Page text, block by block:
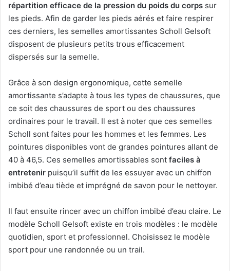
répartition efficace de la pression du poids du corps sur
les pieds. Afin de garder les pieds aérés et faire respirer
ces derniers, les semelles amortissantes Scholl Gelsoft
disposent de plusieurs petits trous efficacement
dispersés sur la semelle.
Grâce à son design ergonomique, cette semelle
amortissante s’adapte à tous les types de chaussures, que
ce soit des chaussures de sport ou des chaussures
ordinaires pour le travail. Il est à noter que ces semelles
Scholl sont faites pour les hommes et les femmes. Les
pointures disponibles vont de grandes pointures allant de
40 à 46,5. Ces semelles amortissables sont faciles à
entretenir puisqu’il suffit de les essuyer avec un chiffon
imbibé d’eau tiède et imprégné de savon pour le nettoyer.
Il faut ensuite rincer avec un chiffon imbibé d’eau claire. Le
modèle Scholl Gelsoft existe en trois modèles : le modèle
quotidien, sport et professionnel. Choisissez le modèle
sport pour une randonnée ou un trail.